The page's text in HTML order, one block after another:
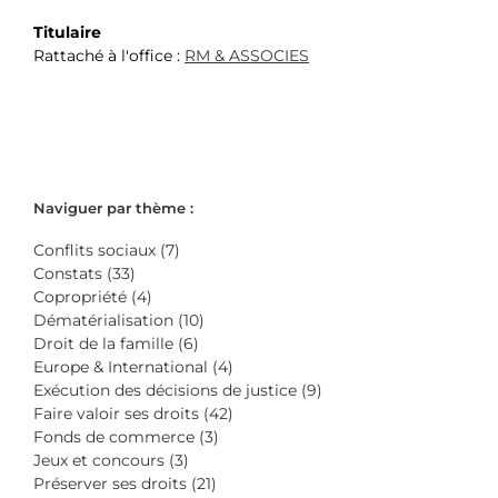
Titulaire
Rattaché à l'office : RM & ASSOCIES
Naviguer par thème :
Conflits sociaux (7)
Constats (33)
Copropriété (4)
Dématérialisation (10)
Droit de la famille (6)
Europe & International (4)
Exécution des décisions de justice (9)
Faire valoir ses droits (42)
Fonds de commerce (3)
Jeux et concours (3)
Préserver ses droits (21)